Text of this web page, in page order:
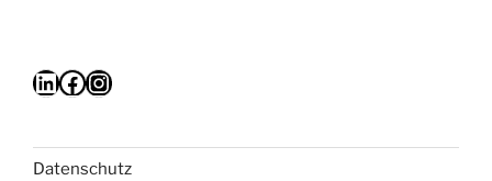
LinkedIn
Facebook
Instagram
Datenschutz